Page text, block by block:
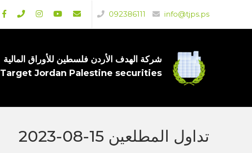
info@tjps.ps
092386111
شركة الهدف الأردن فلسطين للأوراق المالية
Target Jordan Palestine securities
تداول المطلعين 15-08-2023